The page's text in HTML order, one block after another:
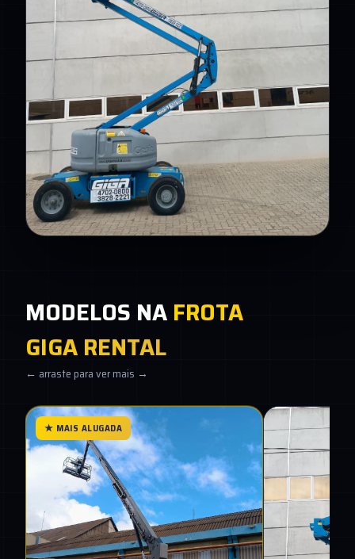
MODELOS NA FROTA
GIGA RENTAL
← arraste para ver mais →
★ MAIS ALUGADA